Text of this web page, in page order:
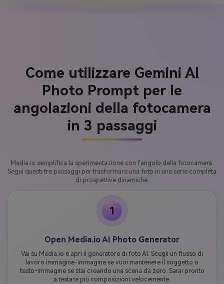
Come utilizzare Gemini AI
Photo Prompt per le
angolazioni della fotocamera
in 3 passaggi
Media.io semplifica la sperimentazione con l'angolo della fotocamera.
Segui questi tre passaggi per trasformare una foto in una serie completa
di prospettive dinamiche.
1
Open Media.io AI Photo Generator
Vai su Media.io e apri il generatore di foto AI. Scegli un flusso di
lavoro immagine-immagine se vuoi mantenere il soggetto o
testo-immagine se stai creando una scena da zero. Sarai pronto
a testare più composizioni velocemente.